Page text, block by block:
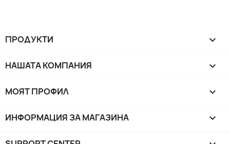
ПРОДУКТИ 
НАШАТА КОМПАНИЯ 
МОЯТ ПРОФИЛ 
ИНФОРМАЦИЯ ЗА МАГАЗИНА keyboard_arrow_down